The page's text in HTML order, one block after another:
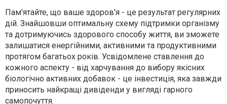
Пам'ятайте, що ваше здоров'я - це результат регулярних
дій. Знайшовши оптимальну схему підтримки організму
та дотримуючись здорового способу життя, ви зможете
залишатися енергійними, активними та продуктивними
протягом багатьох років. Усвідомлене ставлення до
кожного аспекту - від харчування до вибору якісних
біологічно активних добавок - це інвестиція, яка завжди
приносить найкращі дивіденди у вигляді гарного
самопочуття.